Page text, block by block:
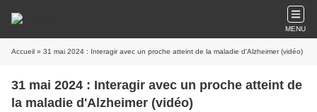
MENU
Accueil » 31 mai 2024 : Interagir avec un proche atteint de la maladie d'Alzheimer (vidéo)
31 mai 2024 : Interagir avec un proche atteint de
la maladie d'Alzheimer (vidéo)